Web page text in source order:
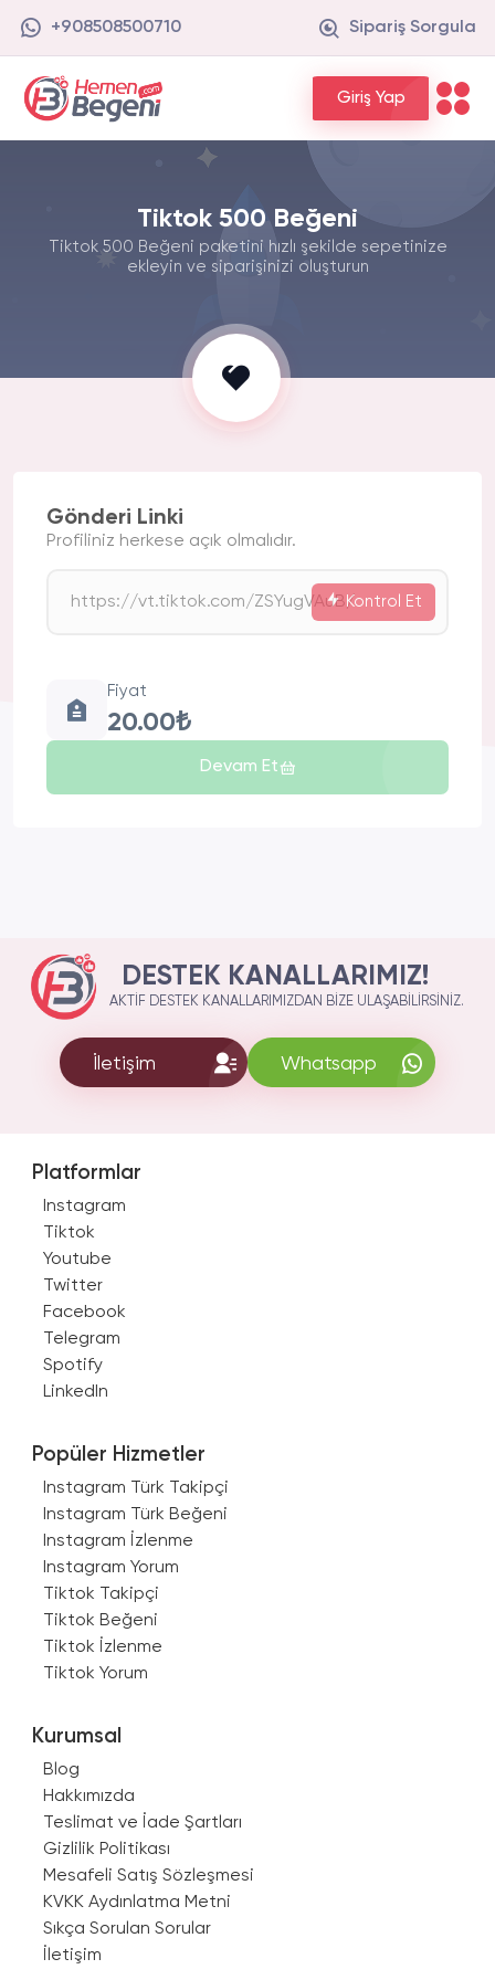
+908508500710 Sipariş Sorgula
Giriş Yap
Tiktok 500 Beğeni
Tiktok 500 Beğeni paketini hızlı şekilde sepetinize
ekleyin ve siparişinizi oluşturun
Gönderi Linki
Profiliniz herkese açık olmalıdır.
Kontrol Et
Fiyat
20.00₺
Devam Et
DESTEK KANALLARIMIZ!
AKTIF DESTEK KANALLARIMIZDAN BIZE ULAŞABILIRSINIZ.
İletişim Whatsapp
Platformlar
Instagram
Tiktok
Youtube
Twitter
Facebook
Telegram
Spotify
LinkedIn
Popüler Hizmetler
Instagram Türk Takipçi
Instagram Türk Beğeni
Instagram İzlenme
Instagram Yorum
Tiktok Takipçi
Tiktok Beğeni
Tiktok İzlenme
Tiktok Yorum
Kurumsal
Blog
Hakkımızda
Teslimat ve İade Şartları
Gizlilik Politikası
Mesafeli Satış Sözleşmesi
KVKK Aydınlatma Metni
Sıkça Sorulan Sorular
İletişim